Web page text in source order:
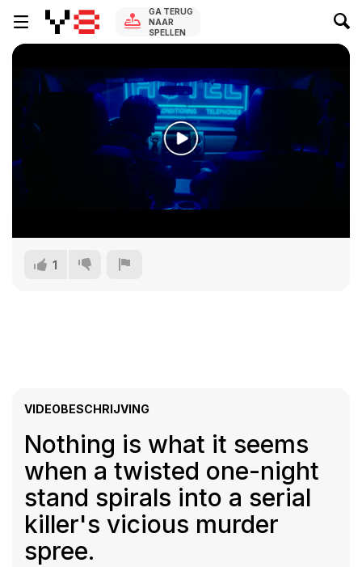
GA TERUG
NAAR
SPELLEN
1
VIDEOBESCHRIJVING
Nothing is what it seems
when a twisted one-night
stand spirals into a serial
killer's vicious murder
spree.